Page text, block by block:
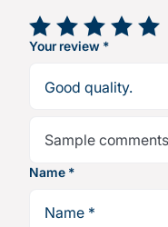
Your rating*
Your review *
Name *